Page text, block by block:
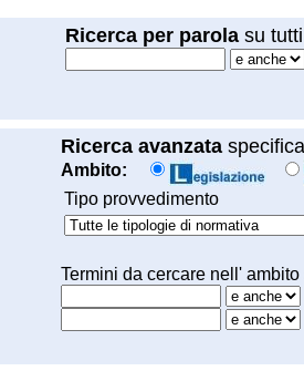
Ricerca per parolasu tutti
Ricerca avanzata
Ambito:
Tipo provvedimento
Termini da cercare nell'